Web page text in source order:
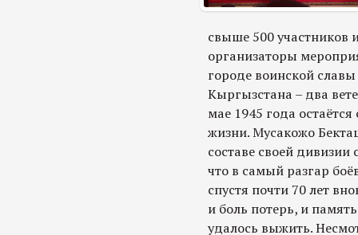
свыше 500 участников
организаторы
городе воинской
Кыргызстана – два
мае 1945 года
жизни. Мусакожо
составе своей
что в самый разгар
спустя почти 70 лет
и боль потерь, и
удалось выжить.